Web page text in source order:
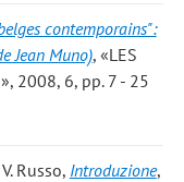
contemporains":
Jean Muno), «LES
2008, 6, pp. 7 - 25
Russo, Introduzione,